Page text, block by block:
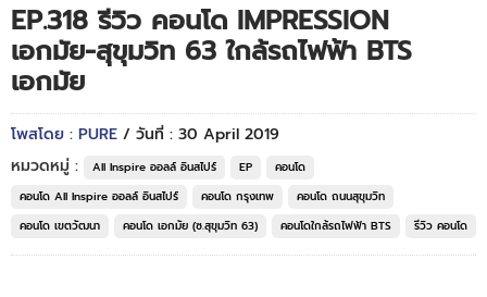
EP.318 รีวิว คอนโด IMPRESSION
เอกมัย-สุขุมวิท 63 ใกล้รถไฟฟ้า BTS
เอกมัย
โพสโดย : PURE / วันที่ : 30 April 2019
หมวดหมู่ :
All Inspire ออลล์ อินสไปร์ EP
คอนโด
คอนโด All Inspire ออลล์ อินสไปร์
คอนโด กรุงเทพ
คอนโด ถนนสุขุมวิท
คอนโด เขตวัฒนา
คอนโด เอกมัย (ซ.สุขุมวิท 63) คอนโดใกล้รถไฟฟ้า BTS รีวิว คอนโด